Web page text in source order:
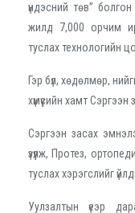
үндэсний төв”
жилд 7,000 орчим
туслах технологийн
Гэр бүл, хөдөлмөр,
хүмүүсийн хамт
Сэргээн засах
үзүүлж, Протез,
туслах хэрэгслийг
Уулзалтын үеэр